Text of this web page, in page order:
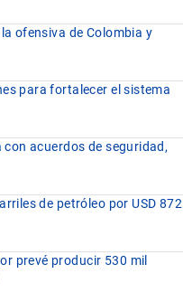
ofensiva de Colombia y
para fortalecer el sistema
acuerdos de seguridad,
de petróleo por USD 872
prevé producir 530 mil